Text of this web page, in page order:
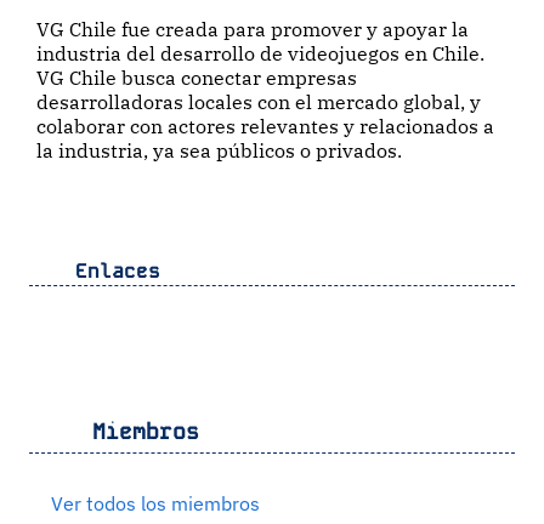
VG Chile fue creada para promover y apoyar la
industria del desarrollo de videojuegos en Chile.
VG Chile busca conectar empresas
desarrolladoras locales con el mercado global, y
colaborar con actores relevantes y relacionados a
la industria, ya sea públicos o privados.
Enlaces
Miembros
Ver todos los miembros